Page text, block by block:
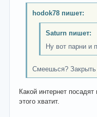
hodok78 пишет:
Saturn пишет:
Ну вот парни и
Смеешься? Закрыть
Какой интернет
этого хватит.